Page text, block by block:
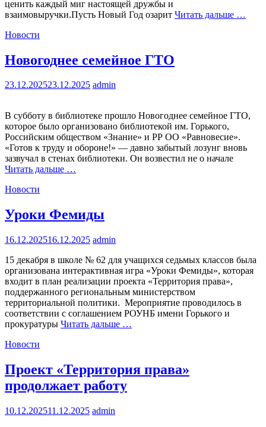
ценить каждый миг настоящей дружбы и
взаимовыручки.Пусть Новый Год озарит Читать дальше …
Новости
Новогоднее семейное ГТО
23.12.202523.12.2025 admin
В субботу в библиотеке прошло Новогоднее семейное ГТО,
которое было организовано библиотекой им. Горького,
Российским обществом «Знание» и РР ОО «Равновесие».
«Готов к труду и обороне!» — давно забытый лозунг вновь
зазвучал в стенах библиотеки. Он возвестил не о начале
Читать дальше …
Новости
Уроки Фемиды
16.12.202516.12.2025 admin
15 декабря в школе № 62 для учащихся седьмых классов была
организована интерактивная игра «Уроки Фемиды», которая
входит в план реализации проекта «Территория права»,
поддержанного региональным министерством
территориальной политики. Мероприятие проводилось в
соответствии с соглашением РОУНБ имени Горького и
прокуратуры Читать дальше …
Новости
Проект «Территория права»
продолжает работу
10.12.202511.12.2025 admin